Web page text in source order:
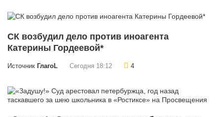
СК возбудил дело против иноагента
Катерины Гордеевой*
Источник ГлагоL Сегодня 18:12 4